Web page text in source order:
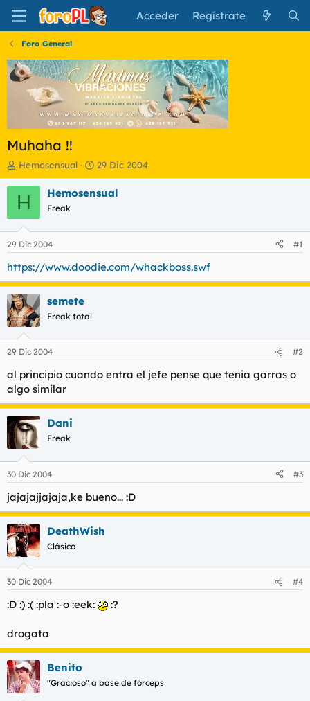
Acceder Regístrate
Foro General
Muhaha !!
I
n
i
c
a
d
o
r
d
e
l
t
e
m
a
Hemosensual
F
e
c
i
n
c
29 Dic 2004
H Hemosensual
Freak
29 Dic 2004 #1
https://www.doodie.com/whackboss.swf
semete
Freak total
29 Dic 2004 #2
al principio cuando entra el jefe pense que tenia garras o
algo similar
Dani
Freak
30 Dic 2004 #3
jajajajjajaja,ke bueno... :D
DeathWish
Clásico
30 Dic 2004 #4
:D :) :( :pla :-o :eek: :?
drogata
Benito
"Gracioso" a base de fórceps